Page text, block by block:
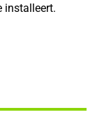
installeert.